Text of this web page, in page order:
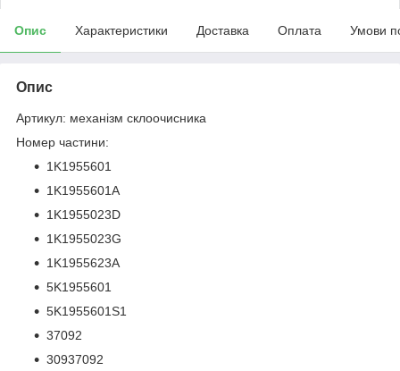
Опис Характеристики Доставка Оплата Умови
Опис
Артикул: механізм склоочисника
Номер частини:
1K1955601
1K1955601A
1K1955023D
1K1955023G
1K1955623A
5K1955601
5K1955601S1
37092
30937092